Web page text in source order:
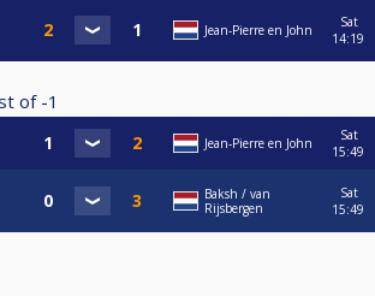
Jean-Pierre en John
Sat
14:19
of -1
Jean-Pierre en John
Sat
15:49
Baksh / van
Rijsbergen
Sat
15:49